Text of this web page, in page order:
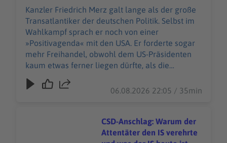
ferner liegen dürfte, als die
Vereinigten Staaten weiter
für Produkte aus
Deutschland zu öffnen. Nun
hat Merz auf der Münchner
Sicherheitskonferenz eine
bemerkenswerte Rede
bedingungslosen
vorerst niemand mehr
sprechen. In dieser Folge
von »Acht Milliarden«
Kanzler Friedrich Merz galt lange als der große
Transatlantiker der deutschen Politik. Selbst im
Wahlkampf sprach er noch von einer
»Positivagenda« mit den USA. Er forderte sogar
mehr Freihandel, obwohl dem US-Präsidenten
kaum etwas ferner liegen dürfte, als die
Vereinigten Staaten weiter für Produkte aus
Deutschland zu öffnen. Nun hat Merz auf der
bedingungslosen Transatlantiker Merz dürfte
vorerst niemand mehr sprechen. In dieser Folge
06.08.2026 22:05 / 35min
CSD-Anschlag: Warum der
Attentäter den IS verehrte